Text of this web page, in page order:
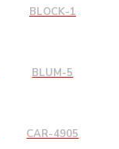
BLOCK-1
BLUM-5
CAR-4905